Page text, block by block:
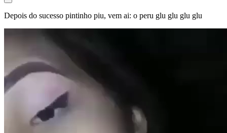
Depois do sucesso pintinho piu, vem ai: o peru glu glu glu glu